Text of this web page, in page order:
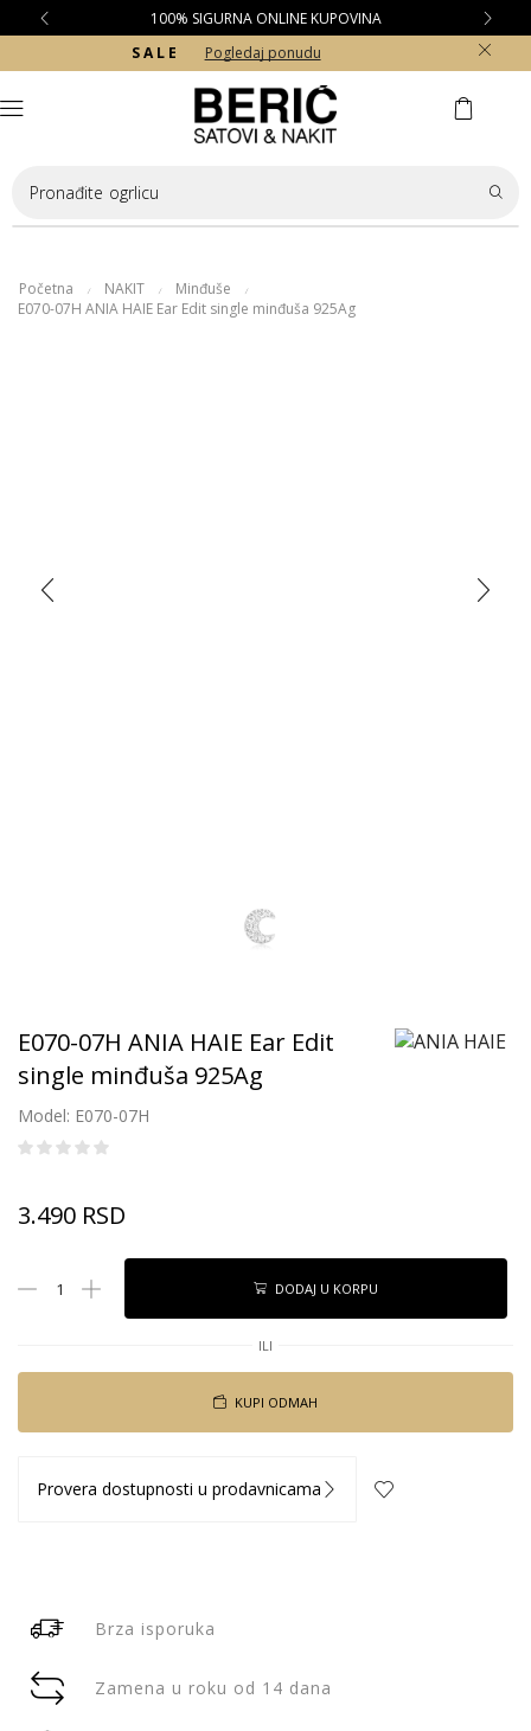
100% SIGURNA ONLINE KUPOVINA
S A L E
Pogledaj ponudu
Pronađite ogrlicu
Početna / NAKIT / Minđuše /
E070-07H ANIA HAIE Ear Edit single minđuša 925Ag
E070-07H ANIA HAIE Ear Edit
single minđuša 925Ag
Model: E070-07H
3.490 RSD
DODAJ U KORPU
ILI
KUPI ODMAH
Provera dostupnosti u prodavnicama
Brza isporuka
Zamena u roku od 14 dana